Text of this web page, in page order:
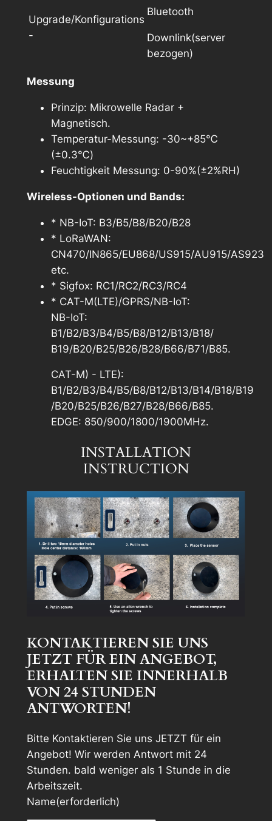
Upgrade/Konfigurations
-
Bluetooth
Downlink(server
bezogen)
Messung
Prinzip: Mikrowelle Radar +
Magnetisch.
Temperatur-Messung: -30~+85℃
(±0.3℃)
Feuchtigkeit Messung: 0-90%(±2%RH)
Wireless-Optionen und Bands:
* NB-IoT: B3/B5/B8/B20/B28
* LoRaWAN:
CN470/IN865/EU868/US915/AU915/AS923
etc.
* Sigfox: RC1/RC2/RC3/RC4
* CAT-M(LTE)/GPRS/NB-IoT:
NB-IoT:
B1/B2/B3/B4/B5/B8/B12/B13/B18/
B19/B20/B25/B26/B28/B66/B71/B85.
CAT-M) - LTE):
B1/B2/B3/B4/B5/B8/B12/B13/B14/B18/B19
/B20/B25/B26/B27/B28/B66/B85.
EDGE: 850/900/1800/1900MHz.
INSTALLATION
INSTRUCTION
KONTAKTIEREN SIE UNS
JETZT FÜR EIN ANGEBOT,
ERHALTEN SIE INNERHALB
VON 24 STUNDEN
ANTWORTEN!
Bitte Kontaktieren Sie uns JETZT für ein
Angebot! Wir werden Antwort mit 24
Stunden. bald weniger als 1 Stunde in die
Arbeitszeit.
Name(erforderlich)